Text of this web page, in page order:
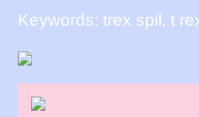
Keywords: trex spil, t